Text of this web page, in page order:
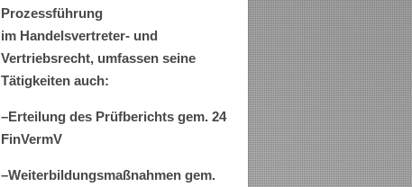
Prozessführung
im Handelsvertreter- und
Vertriebsrecht, umfassen seine
Tätigkeiten auch:
–Erteilung des Prüfberichts gem. 24
FinVermV
–Weiterbildungsmaßnahmen gem.